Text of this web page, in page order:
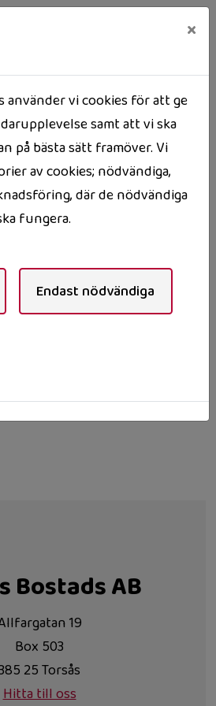
hyresgäster TV och Internet
i lägenheten är för
ringer du i första hand Telias
Bostads AB
19
Box 503
25 Torsås
Hitta till oss
×
använder vi cookies för att ge
samt att vi ska
på bästa sätt framöver. Vi
av cookies; nödvändiga,
där de nödvändiga
fungera.
Endast nödvändiga